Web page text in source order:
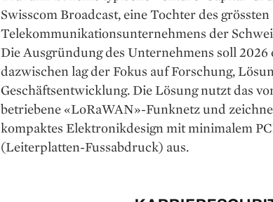
Swisscom Broadcast, eine Tochter des grössten
Telekommunikationsunternehmens der
Die Ausgründung des Unternehmens soll
dazwischen lag der Fokus auf Forschung,
Geschäftsentwicklung. Die Lösung nutzt das
betriebene «LoRaWAN»-Funknetz und
kompaktes Elektronikdesign mit minimalem
(Leiterplatten-Fussabdruck) aus.